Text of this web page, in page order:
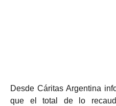
Desde Cáritas Argentina
que el total de lo